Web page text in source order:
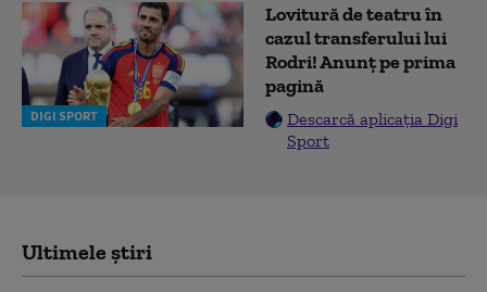
DIGI SPORT
Lovitură de teatru în
cazul transferului lui
Rodri! Anunț pe prima
pagină
Descarcă aplicația Digi
Sport
Ultimele știri